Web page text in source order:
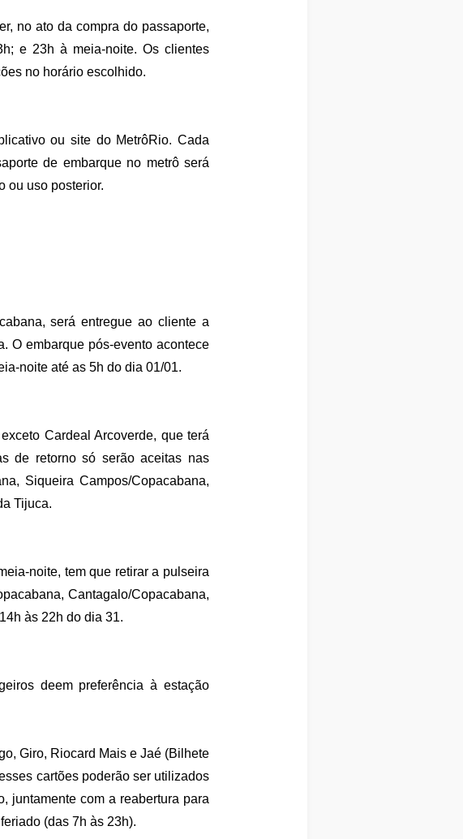
no ato da compra do passaporte,
e 23h à meia-noite. Os clientes
no horário escolhido.
ou site do MetrôRio. Cada
de embarque no metrô será
ou uso posterior.
será entregue ao cliente a
O embarque pós-evento acontece
noite até as 5h do dia 01/01.
Cardeal Arcoverde, que terá
de retorno só serão aceitas nas
Siqueira Campos/Copacabana,
Tijuca.
noite, tem que retirar a pulseira
Cantagalo/Copacabana,
às 22h do dia 31.
deem preferência à estação
Giro, Riocard Mais e Jaé (Bilhete
cartões poderão ser utilizados
juntamente com a reabertura para
(das 7h às 23h).